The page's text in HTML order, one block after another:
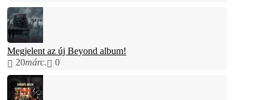
Megjelent az új Beyond album!
20márc. 0